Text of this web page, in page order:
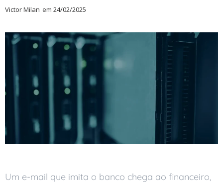
Victor Milan em 24/02/2025
Um e-mail que imita o banco chega ao financeiro,